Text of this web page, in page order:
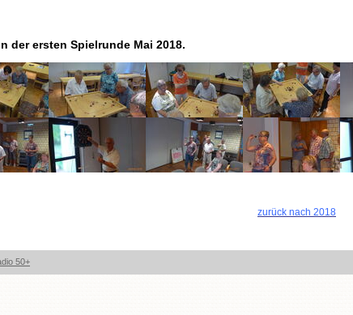
der ersten Spielrunde Mai 2018.
zurück nach 2018
50+